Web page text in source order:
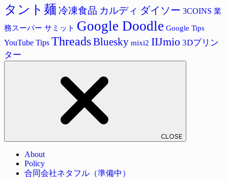
タント麺 冷凍食品 カルディ ダイソー 3COINS 業
務スーパー サミット Google Doodle Google Tips
YouTube Tips ThreadsBluesky mixi2 IIJmio 3Dプリン
ター
CLOSE
About
Policy
合同会社ネタフル（準備中）